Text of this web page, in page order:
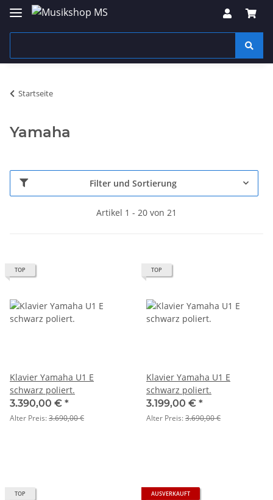
Startseite
Yamaha
Filter und Sortierung
Artikel 1 - 20 von 21
TOP
Klavier Yamaha U1 E
schwarz poliert.
3.390,00 € *
Alter Preis:3.690,00 €
TOP
Klavier Yamaha U1 E
schwarz poliert.
3.199,00 € *
Alter Preis:3.690,00 €
TOP AUSVERKAUFT